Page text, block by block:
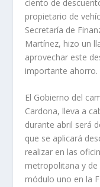
ciento de
propietario de
Secretaría de
Martínez, hizo un
aprovechar este
importante ahorro.
El Gobierno del
Cardona, lleva a
durante abril será
que se aplicará
realizar en las
metropolitana y
módulo uno en la